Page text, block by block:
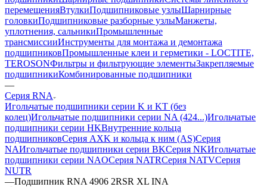
перемещенияВтулкиПодшипниковые узлыШарнирные
головкиПодшипниковые разборные узлыМанжеты,
уплотнения, сальникиПромышленные
трансмиссииИнструменты для монтажа и демонтажа
подшипниковПромышленные клеи и герметики - LOCTITE,
TEROSONФильтры и фильтрующие элементыЗакрепляемые
подшипникиКомбинированные подшипники
—
Серия RNA
Игольчатые подшипники серии K и KT (без
колец)Игольчатые подшипники серии NA (424...)Игольчатые
подшипники серии HKВнутренние кольца
подшипниковСерия AXK и кольца к ним (AS)Серия
NAИгольчатые подшипники серии BKСерия NKИгольчатые
подшипники серии NAOСерия NATRСерия NATVСерия
NUTR
—Подшипник RNA 4906 2RSR XL INA